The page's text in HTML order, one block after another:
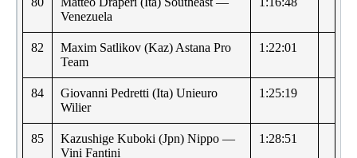
Venezuela
82
Maxim Satlikov (Kaz) Astana Pro
Team
1:22:01
84
Giovanni Pedretti (Ita) Unieuro
Wilier
1:25:19
85
Kazushige Kuboki (Jpn) Nippo —
Vini Fantini
1:28:51